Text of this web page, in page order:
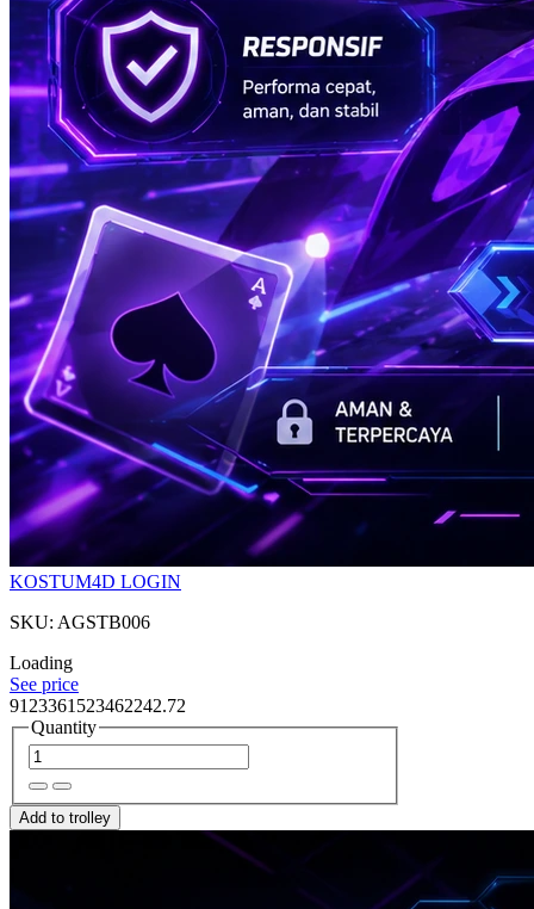
KOSTUM4D LOGIN
SKU: AGSTB006
Loading
See price
9123361523462242.72
Quantity
Add to trolley